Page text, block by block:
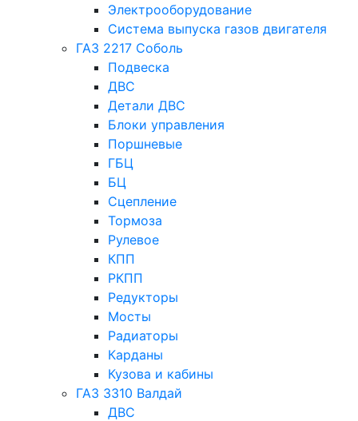
Электрооборудование
Система выпуска газов двигателя
ГАЗ 2217 Соболь
Подвеска
ДВС
Детали ДВС
Блоки управления
Поршневые
ГБЦ
БЦ
Сцепление
Тормоза
Рулевое
КПП
РКПП
Редукторы
Мосты
Радиаторы
Карданы
Кузова и кабины
ГАЗ 3310 Валдай
ДВС